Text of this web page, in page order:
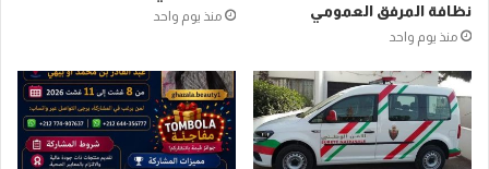
نظافة المرفق العمومي
منذ يوم واحد
منذ يوم واحد